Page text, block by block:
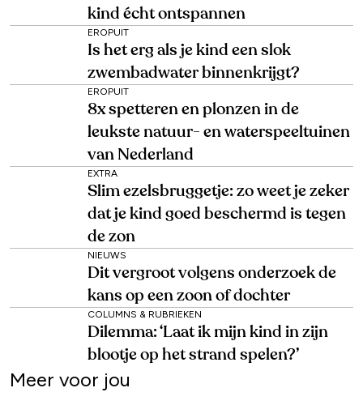
kind écht ontspannen
EROPUIT
Is het erg als je kind een slok
zwembadwater binnenkrijgt?
EROPUIT
8x spetteren en plonzen in de
leukste natuur- en waterspeeltuinen
van Nederland
EXTRA
Slim ezelsbruggetje: zo weet je zeker
dat je kind goed beschermd is tegen
de zon
NIEUWS
Dit vergroot volgens onderzoek de
kans op een zoon of dochter
COLUMNS & RUBRIEKEN
Dilemma: ‘Laat ik mijn kind in zijn
blootje op het strand spelen?’
Meer voor jou